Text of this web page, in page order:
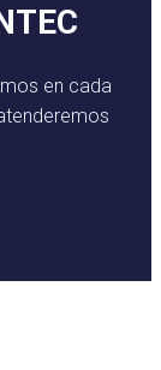
en cada